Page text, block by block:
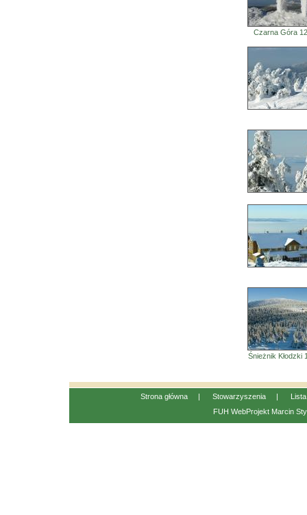
Czarna Góra
Śnieżnik Kłodzki
Strona główna | Stowarzyszenia |
FUH WebProjektMarcin